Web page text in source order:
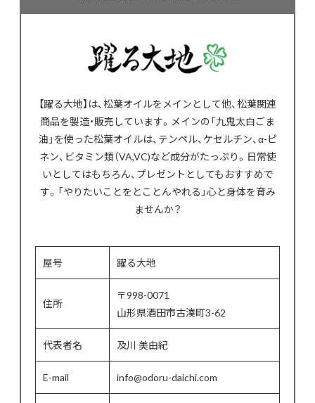
【躍る大地】は、松葉オイルをメインとして他、松葉関連
商品を製造・販売しています。メインの「九鬼太白ごま
油」を使った松葉オイルは、テンペル、ケセルチン、α-ピ
ネン、ビタミン類（VA,VC)など成分がたっぷり。日常使
いとしてはもちろん、プレゼントとしてもおすすめで
す。「やりたいことをとことんやれる」心と身体を育み
ませんか？
屋号 躍る大地
住所
〒998-0071
山形県酒田市古湊町3-62
代表者名 及川 美由紀
E-mail info@odoru-daichi.com